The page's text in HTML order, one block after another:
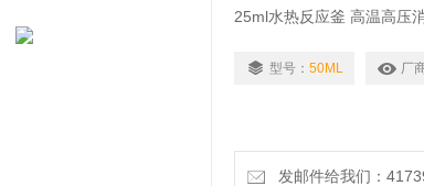
25ml水热反应釜 高温高压
系数高,消耗酸溶剂少,使用
型号： 50ML 厂
发邮件给我们：